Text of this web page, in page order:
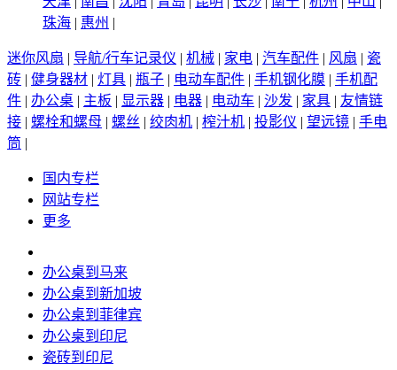
珠海 | 惠州 |
迷你风扇 | 导航/行车记录仪 | 机械 | 家电 | 汽车配件 | 风扇 | 瓷
砖 | 健身器材 | 灯具 | 瓶子 | 电动车配件 | 手机钢化膜 | 手机配
件 | 办公桌 | 主板 | 显示器 | 电器 | 电动车 | 沙发 | 家具 | 友情链
接 | 螺栓和螺母 | 螺丝 | 绞肉机 | 榨汁机 | 投影仪 | 望远镜 | 手电
筒 |
国内专栏
网站专栏
更多
办公桌到马来
办公桌到新加坡
办公桌到菲律宾
办公桌到印尼
瓷砖到印尼